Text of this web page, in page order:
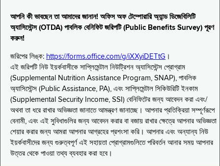
আপনি কী ভাবছেন তা আমাদের জানান! অফিস অফ টেম্পোরারি অ্যান্ড ডিজেবিলিটি
অ্যাসিস্টেন্স (OTDA) পাবলিক বেনিফিট জরিপটি (Public Benefits Survey) পূরণ
করুন!
জরিপের লিঙ্ক: https://forms.office.com/g/iXXyiDETtG ।
এই জরিপটি নিউ ইয়র্কবাসীকে সাপ্লিমেন্টাল নিউট্রিশন অ্যাসিস্টেন্স প্রোগ্রাম
(Supplemental Nutrition Assistance Program, SNAP), পাবলিক
অ্যাসিস্টেন্স (Public Assistance, PA), এবং সাপ্লিমেন্টাল সিকিউরিটি ইনকাম
(Supplemental Security Income, SSI) বেনিফিটের জন্য আবেদন করা এবং/
অথবা তা ধরে রাখার অভিজ্ঞতা জানাতে আমন্ত্রণ জানাচ্ছে। আপনার প্রতিক্রিয়া সম্পূর্ণরূপে
বেনামী, এবং এই সুবিধাগুলির জন্য আবেদন করার বা বজায় রাখার ক্ষেত্রে আপনার অভিজ্ঞতা
শেয়ার করার জন্য আমরা আপনার আগ্রহের প্রশংসা করি। আপনার এবং অন্যান্য নিউ
ইয়র্কবাসীদের জন্য গুরুত্বপূর্ণ এই সহায়তা প্রোগ্রামগুলিতে পরিবর্তন আনার সময় আপনার
উত্তর থেকে পাওয়া তথ্য ব্যবহার করা হবে।